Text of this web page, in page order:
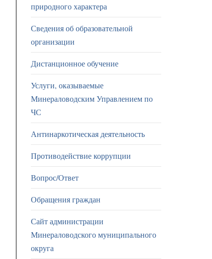
природного характера
Сведения об образовательной
организации
Дистанционное обучение
Услуги, оказываемые
Минераловодским Управлением по
ЧС
Антинаркотическая деятельность
Противодействие коррупции
Вопрос/Ответ
Обращения граждан
Сайт администрации
Минераловодского муниципального
округа